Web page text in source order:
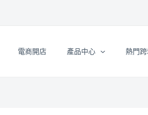
電商開店 產品中心 熱門